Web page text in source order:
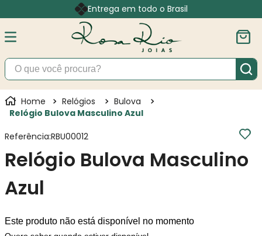
Entrega em todo o Brasil
O que você procura?
Relógios
Bulova
Relógio Bulova Masculino Azul
Referência:RBU00012
Relógio Bulova Masculino
Azul
Este produto não está disponível no momento